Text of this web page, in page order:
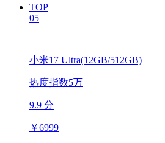
TOP
05
小米17 Ultra(12GB/512GB)
热度指数5万
9.9 分
￥6999